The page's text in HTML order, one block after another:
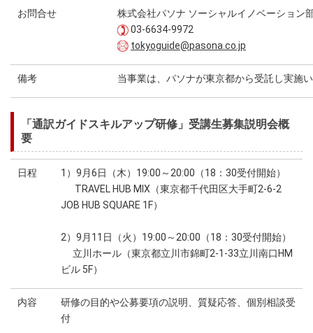
お問合せ
株式会社パソナ ソーシャルイノベーショ
03-6634-9972
tokyoguide@pasona.co.jp
備考 当事業は、パソナが東京都から受託し実施
「通訳ガイドスキルアップ研修」受講生募集説明会概
要
日程
1）9月6日（木）19:00～20:00（18：30受付開始）
TRAVEL HUB MIX（東京都千代田区大手町2-6-2
JOB HUB SQUARE 1F）
2）9月11日（火）19:00～20:00（18：30受付開始）
立川ホール（東京都立川市錦町2-1-33立川南口HM
ビル 5F）
内容
研修の目的や公募要項の説明、質疑応答、個別相談受
付